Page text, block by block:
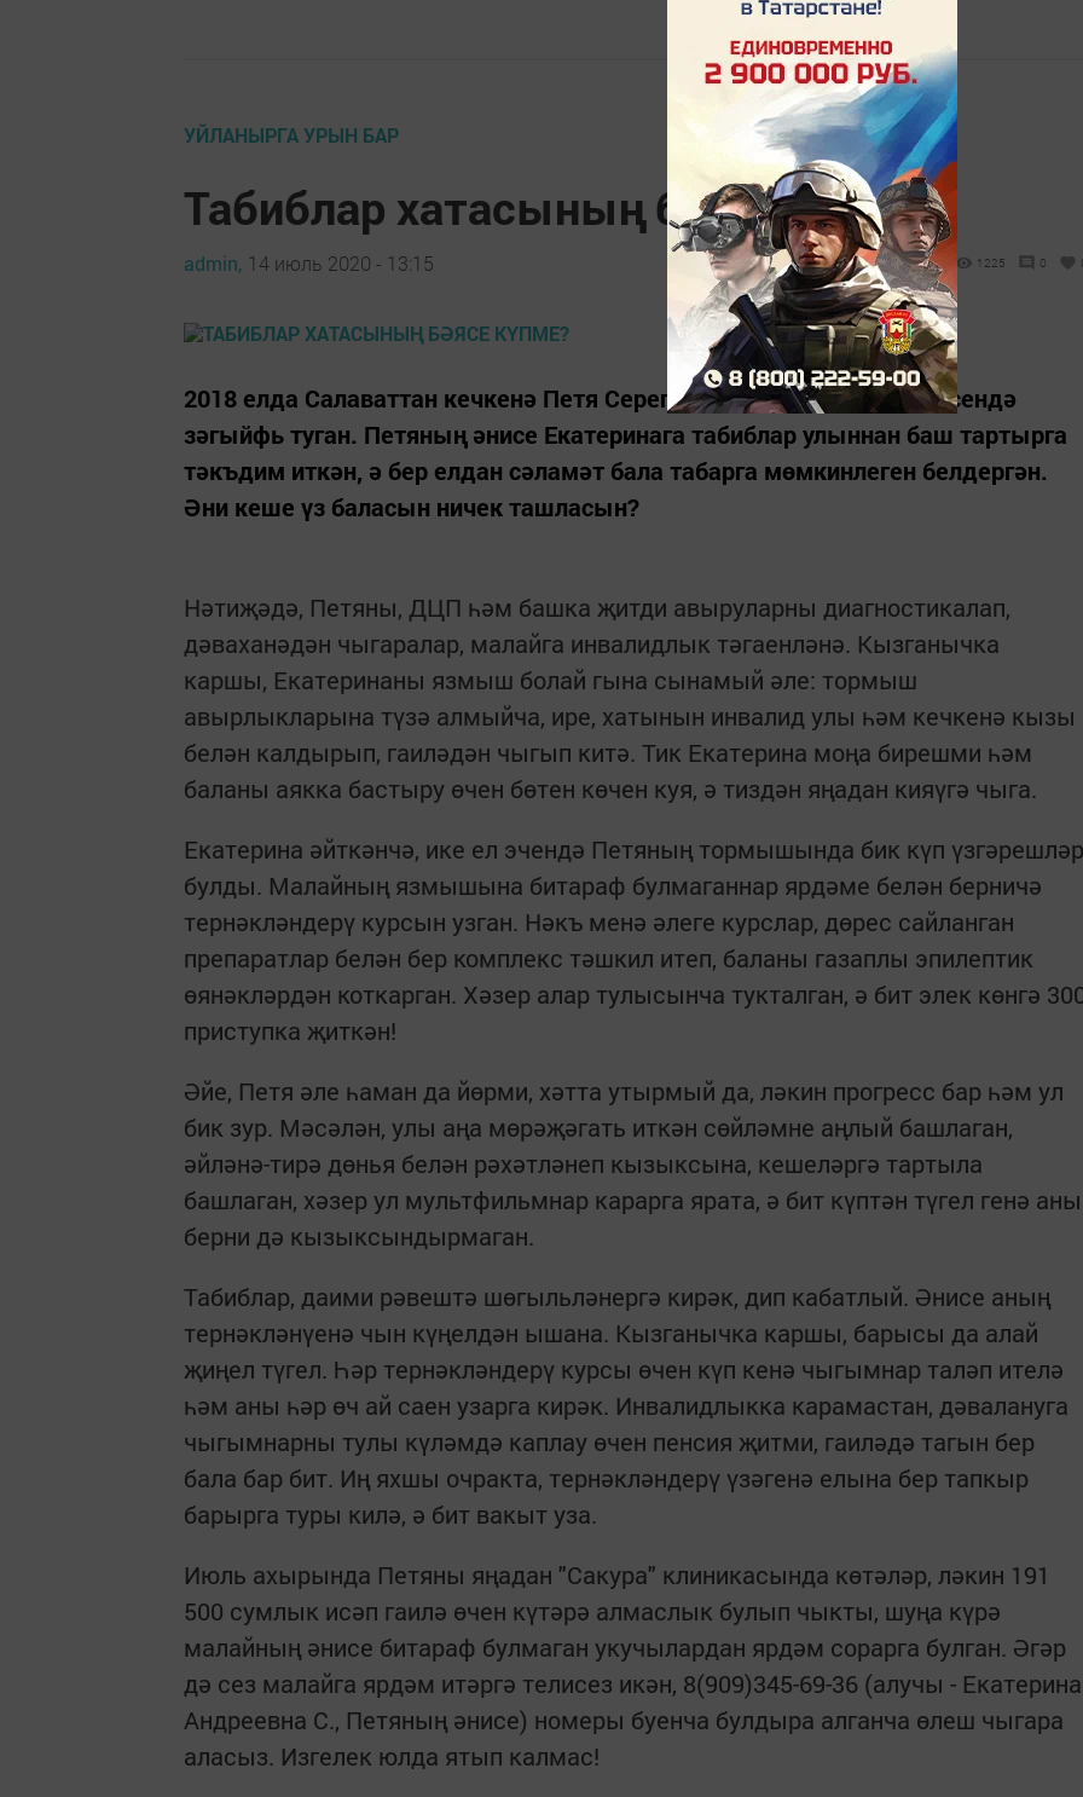
УЙЛАНЫРГА УРЫН БАР
Табиблар хатасының бәясе күпме?
admin, 14 июль 2020 - 13:15 1225 0
2018 елда Салаваттан кечкенә Петя Серегин табиб хатасы нәтиҗәсендә
зәгыйфь туган. Петяның әнисе Екатеринага табиблар улыннан баш тартырга
тәкъдим иткән, ә бер елдан сәламәт бала табарга мөмкинлеген белдергән.
Әни кеше үз баласын ничек ташласын?
Нәтиҗәдә, Петяны, ДЦП һәм башка җитди авыруларны диагностикалап,
дәваханәдән чыгаралар, малайга инвалидлык тәгаенләнә. Кызганычка
каршы, Екатеринаны язмыш болай гына сынамый әле: тормыш
авырлыкларына түзә алмыйча, ире, хатынын инвалид улы һәм кечкенә кызы
белән калдырып, гаиләдән чыгып китә. Тик Екатерина моңа бирешми һәм
баланы аякка бастыру өчен бөтен көчен куя, ә тиздән яңадан кияүгә чыга.
Екатерина әйткәнчә, ике ел эчендә Петяның тормышында бик күп үзгәрешләр
булды. Малайның язмышына битараф булмаганнар ярдәме белән берничә
тернәкләндерү курсын узган. Нәкъ менә әлеге курслар, дөрес сайланган
препаратлар белән бер комплекс тәшкил итеп, баланы газаплы эпилептик
өянәкләрдән коткарган. Хәзер алар тулысынча тукталган, ә бит элек көнгә
приступка җиткән!
Әйе, Петя әле һаман да йөрми, хәтта утырмый да, ләкин прогресс бар һәм ул
бик зур. Мәсәлән, улы аңа мөрәҗәгать иткән сөйләмне аңлый башлаган,
әйләнә-тирә дөнья белән рәхәтләнеп кызыксына, кешеләргә тартыла
башлаган, хәзер ул мультфильмнар карарга ярата, ә бит күптән түгел генә аны
берни дә кызыксындырмаган.
Табиблар, даими рәвештә шөгыльләнергә кирәк, дип кабатлый. Әнисе аның
тернәкләнүенә чын күңелдән ышана. Кызганычка каршы, барысы да алай
җиңел түгел. Һәр тернәкләндерү курсы өчен күп кенә чыгымнар таләп ителә
һәм аны һәр өч ай саен узарга кирәк. Инвалидлыкка карамастан, дәвалануга
чыгымнарны тулы күләмдә каплау өчен пенсия җитми, гаиләдә тагын бер
бала бар бит. Иң яхшы очракта, тернәкләндерү үзәгенә елына бер тапкыр
барырга туры килә, ә бит вакыт уза.
Июль ахырында Петяны яңадан "Сакура" клиникасында көтәләр, ләкин 191
500 сумлык исәп гаилә өчен күтәрә алмаслык булып чыкты, шуңа күрә
малайның әнисе битараф булмаган укучылардан ярдәм сорарга булган. Әгәр
дә сез малайга ярдәм итәргә телисез икән, 8(909)345-69-36 (алучы - Екатерина
Андреевна С., Петяның әнисе) номеры буенча булдыра алганча өлеш чыгара
аласыз. Изгелек юлда ятып калмас!